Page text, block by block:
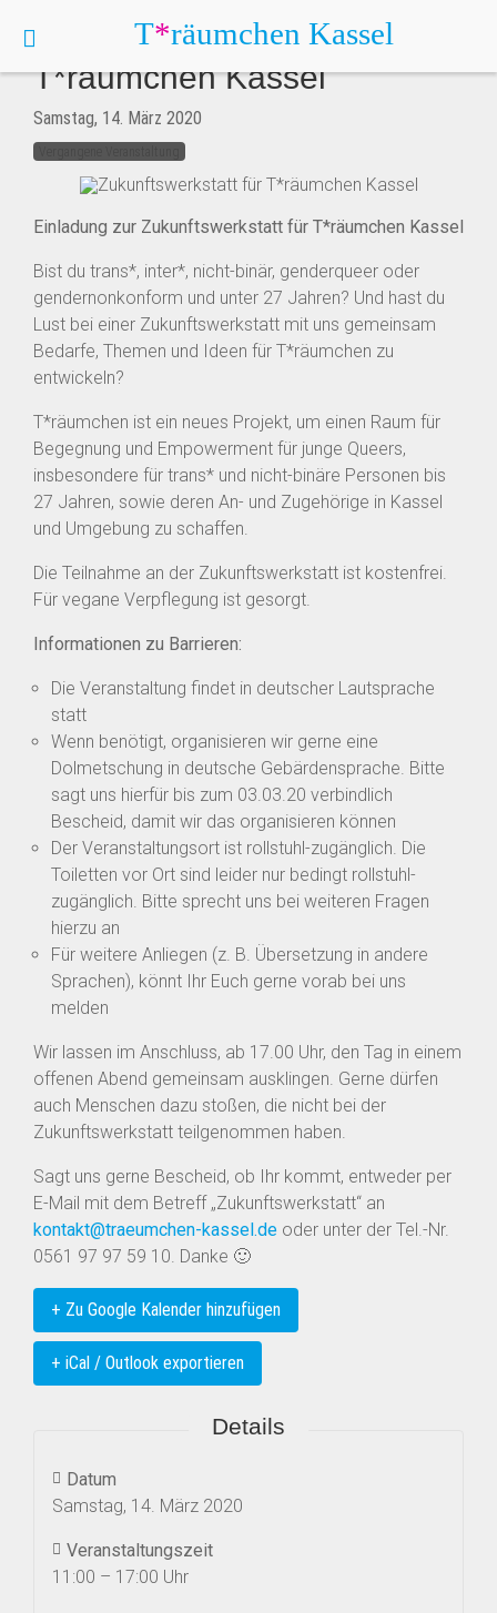
Zukunftswerkstatt für
T*räumchen Kassel
Samstag, 14. März 2020
Einladung zur Zukunftswerkstatt für T*räumchen Kassel
Bist du trans*, inter*, nicht-binär, genderqueer oder
gendernonkonform und unter 27 Jahren? Und hast du
Lust bei einer Zukunftswerkstatt mit uns gemeinsam
Bedarfe, Themen und Ideen für T*räumchen zu
entwickeln?
T*räumchen ist ein neues Projekt, um einen Raum für
Begegnung und Empowerment für junge Queers,
insbesondere für trans* und nicht-binäre Personen bis
27 Jahren, sowie deren An- und Zugehörige in Kassel
und Umgebung zu schaffen.
Die Teilnahme an der Zukunftswerkstatt ist kostenfrei.
Für vegane Verpflegung ist gesorgt.
Informationen zu Barrieren:
Die Veranstaltung findet in deutscher Lautsprache
statt
Wenn benötigt, organisieren wir gerne eine
Dolmetschung in deutsche Gebärdensprache. Bitte
sagt uns hierfür bis zum 03.03.20 verbindlich
Bescheid, damit wir das organisieren können
Der Veranstaltungsort ist rollstuhl-zugänglich. Die
Toiletten vor Ort sind leider nur bedingt rollstuhl-
zugänglich. Bitte sprecht uns bei weiteren Fragen
hierzu an
Für weitere Anliegen (z. B. Übersetzung in andere
Sprachen), könnt Ihr Euch gerne vorab bei uns
melden
Wir lassen im Anschluss, ab 17.00 Uhr, den Tag in einem
offenen Abend gemeinsam ausklingen. Gerne dürfen
auch Menschen dazu stoßen, die nicht bei der
Zukunftswerkstatt teilgenommen haben.
Sagt uns gerne Bescheid, ob Ihr kommt, entweder per
E-Mail mit dem Betreff „Zukunftswerkstatt“ an
kontakt@traeumchen-kassel.de oder unter der Tel.-Nr.
0561 97 97 59 10. Danke 🙂
+ Zu Google Kalender hinzufügen
+ iCal / Outlook exportieren
Details
Datum
Samstag, 14. März 2020
Veranstaltungszeit
11:00 – 17:00 Uhr
T*räumchen Kassel